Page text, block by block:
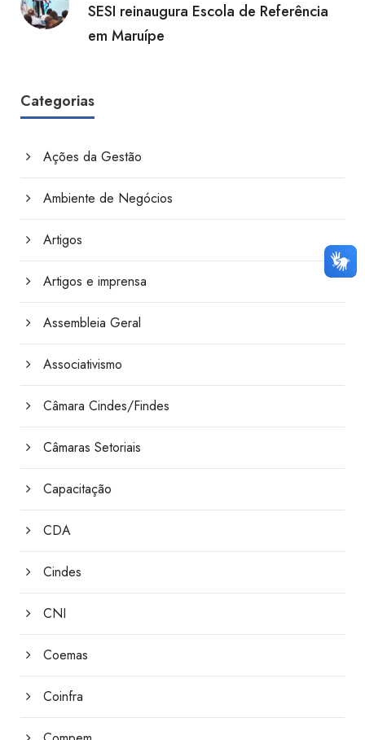
SESI reinaugura Escola de Referência
em Maruípe
Categorias
Ações da Gestão
Ambiente de Negócios
Artigos
Artigos e imprensa
Assembleia Geral
Associativismo
Câmara Cindes/Findes
Câmaras Setoriais
Capacitação
CDA
Cindes
CNI
Coemas
Coinfra